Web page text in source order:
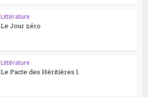
Littérature
Le Jour zéro
Littérature
Le Pacte des Héritières 1